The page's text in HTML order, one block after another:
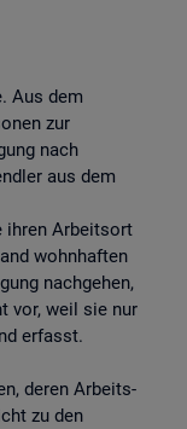
Aus dem
zur
nach
aus dem
ihren Arbeitsort
wohnhaften
nachgehen,
vor, weil sie nur
erfasst.
deren Arbeits-
zu den